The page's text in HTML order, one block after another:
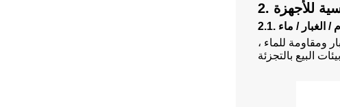
للأجهزة
/ الغبار / ماء
ومقاومة للماء ،